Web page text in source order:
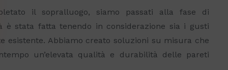
il sopralluogo, siamo passati alla fase di
è stata fatta tenendo in considerazione sia i gusti
esistente. Abbiamo creato soluzioni su misura che
un’elevata qualità e durabilità delle pareti